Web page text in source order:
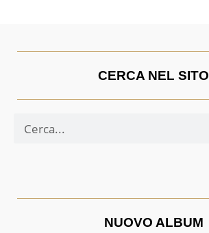
CERCA NEL SITO
NUOVO ALBUM